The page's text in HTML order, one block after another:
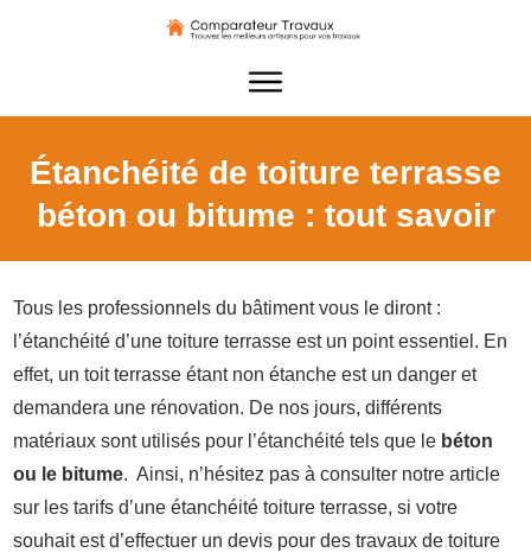
Étanchéité de toiture terrasse
béton ou bitume : tout savoir
Tous les professionnels du bâtiment vous le diront :
l’étanchéité d’une toiture terrasse est un point essentiel. En
effet, un toit terrasse étant non étanche est un danger et
demandera une rénovation. De nos jours, différents
matériaux sont utilisés pour l’étanchéité tels que le béton
ou le bitume. Ainsi, n’hésitez pas à consulter notre article
sur les tarifs d’une étanchéité toiture terrasse, si votre
souhait est d’effectuer un devis pour des travaux de toiture